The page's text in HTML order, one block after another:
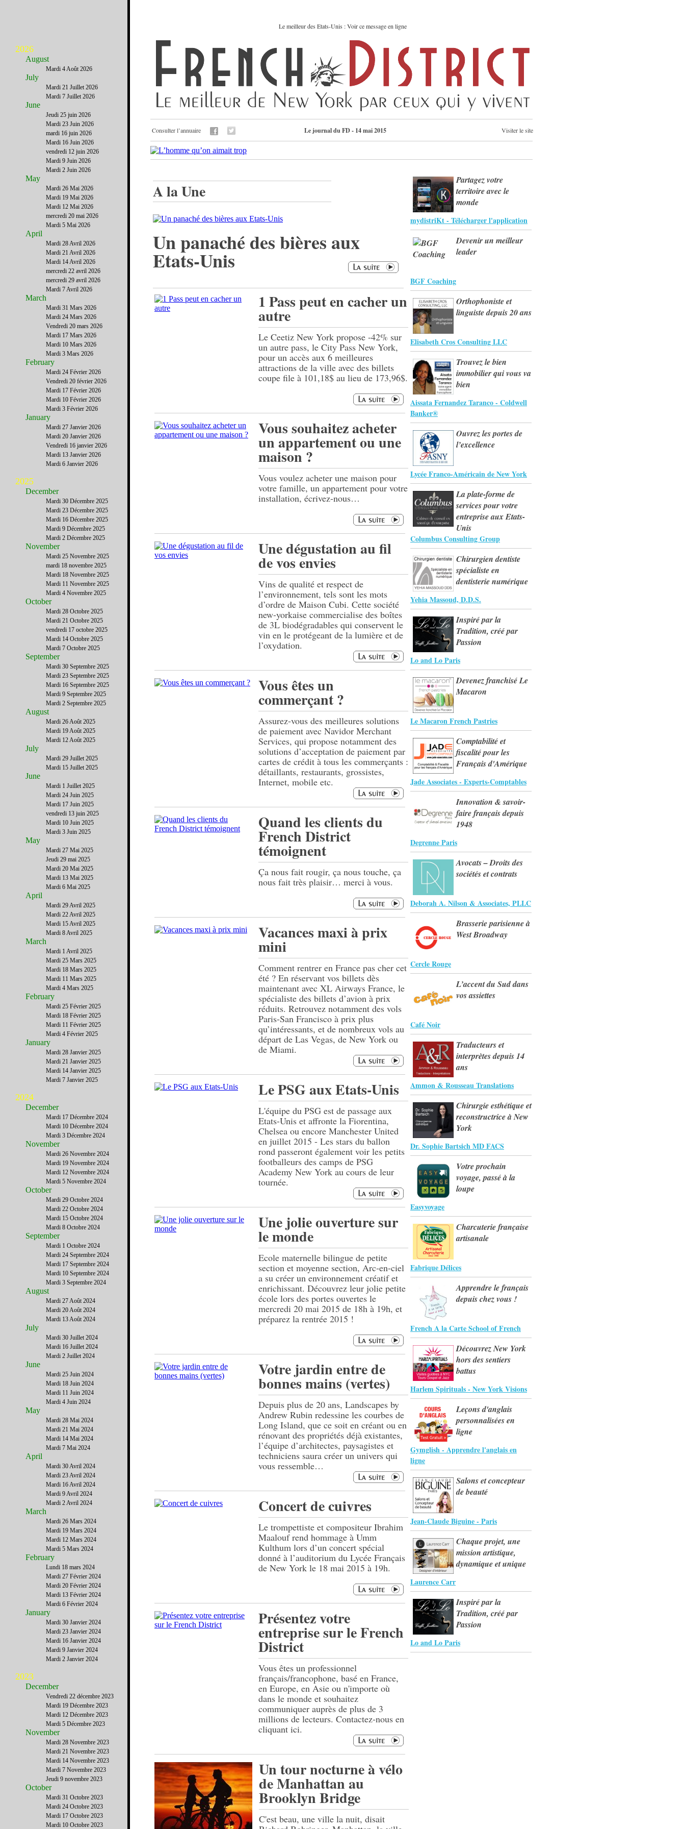
Le meilleur des Etats-Unis : Voir ce message en ligne
Consulter l’annuaire Le journal du FD - 14 mai 2015 Visiter le site
A la Une
Un panaché des bières aux
Etats-Unis
1 Pass peut en cacher un
autre
Le Ceetiz New York propose -42% sur
un autre pass, le City Pass New York,
pour un accès aux 6 meilleures
attractions de la ville avec des billets
coupe file à 101,18$ au lieu de 173,96$.
Vous souhaitez acheter
un appartement ou une
maison ?
Vous voulez acheter une maison pour
votre famille, un appartement pour votre
installation, écrivez-nous…
Une dégustation au fil
de vos envies
Vins de qualité et respect de
l’environnement, tels sont les mots
d’ordre de Maison Cubi. Cette société
new-yorkaise commercialise des boîtes
de 3L biodégradables qui conservent le
vin en le protégeant de la lumière et de
l’oxydation.
Vous êtes un
commerçant ?
Assurez-vous des meilleures solutions
de paiement avec Navidor Merchant
Services, qui propose notamment des
solutions d’acceptation de paiement par
cartes de crédit à tous les commerçants :
détaillants, restaurants, grossistes,
Internet, mobile etc.
Quand les clients du
French District
témoignent
Ça nous fait rougir, ça nous touche, ça
nous fait très plaisir… merci à vous.
Vacances maxi à prix
mini
Comment rentrer en France pas cher cet
été ? En réservant vos billets dès
maintenant avec XL Airways France, le
spécialiste des billets d’avion à prix
réduits. Retrouvez notamment des vols
Paris-San Francisco à prix plus
qu’intéressants, et de nombreux vols au
départ de Las Vegas, de New York ou
de Miami.
Le PSG aux Etats-Unis
L'équipe du PSG est de passage aux
Etats-Unis et affronte la Fiorentina,
Chelsea ou encore Manchester United
en juillet 2015 - Les stars du ballon
rond passeront également voir les petits
footballeurs des camps de PSG
Academy New York au cours de leur
tournée.
Une jolie ouverture sur
le monde
Ecole maternelle bilingue de petite
section et moyenne section, Arc-en-ciel
a su créer un environnement créatif et
enrichissant. Découvrez leur jolie petite
école lors des portes ouvertes le
mercredi 20 mai 2015 de 18h à 19h, et
préparez la rentrée 2015 !
Votre jardin entre de
bonnes mains (vertes)
Depuis plus de 20 ans, Landscapes by
Andrew Rubin redessine les courbes de
Long Island, que ce soit en créant ou en
rénovant des propriétés déjà existantes,
l’équipe d’architectes, paysagistes et
techniciens saura créer un univers qui
vous ressemble…
Concert de cuivres
Le trompettiste et compositeur Ibrahim
Maalouf rend hommage à Umm
Kulthum lors d’un concert spécial
donné à l’auditorium du Lycée Français
de New York le 18 mai 2015 à 19h.
Présentez votre
entreprise sur le French
District
Vous êtes un professionnel
français/francophone, basé en France,
en Europe, en Asie ou n'importe où
dans le monde et souhaitez
communiquer auprès de plus de 3
millions de lecteurs. Contactez-nous en
cliquant ici.
Un tour nocturne à vélo
de Manhattan au
Brooklyn Bridge
C'est beau, une ville la nuit, disait
Partagez votre
territoire avec le
monde
mydistriKt - Télécharger l'application
Devenir un meilleur
leader
BGF Coaching
Orthophoniste et
linguiste depuis 20 ans
Elisabeth Cros Consulting LLC
Trouvez le bien
immobilier qui vous va
bien
Aissata Fernandez Taranco - Coldwell
Banker®
Ouvrez les portes de
l’excellence
Lycée Franco-Américain de New York
La plate-forme de
services pour votre
entreprise aux Etats-
Unis
Columbus Consulting Group
Chirurgien dentiste
spécialiste en
dentisterie numérique
Yehia Massoud, D.D.S.
Inspiré par la
Tradition, créé par
Passion
Lo and Lo Paris
Devenez franchisé Le
Macaron
Le Macaron French Pastries
Comptabilité et
fiscalité pour les
Français d'Amérique
Jade Associates - Experts-Comptables
Innovation & savoir-
faire français depuis
1948
Degrenne Paris
Avocats – Droits des
sociétés et contrats
Deborah A. Nilson & Associates, PLLC
Brasserie parisienne à
West Broadway
Cercle Rouge
L’accent du Sud dans
vos assiettes
Café Noir
Traducteurs et
interprètes depuis 14
ans
Ammon & Rousseau Translations
Chirurgie esthétique et
reconstructrice à New
York
Dr. Sophie Bartsich MD FACS
Votre prochain
voyage, passé à la
loupe
Easyvoyage
Charcuterie française
artisanale
Fabrique Délices
Apprendre le français
depuis chez vous !
French A la Carte School of French
Découvrez New York
hors des sentiers
battus
Harlem Spirituals - New York Visions
Leçons d'anglais
personnalisées en
ligne
Gymglish - Apprendre l'anglais en
ligne
Salons et concepteur
de beauté
Jean-Claude Biguine - Paris
Chaque projet, une
mission artistique,
dynamique et unique
Laurence Carr
Inspiré par la
Tradition, créé par
Passion
Lo and Lo Paris
2026
August
Mardi 4 Août 2026
July
Mardi 21 Juillet 2026
Mardi 7 Juillet 2026
June
Jeudi 25 juin 2026
Mardi 23 Juin 2026
mardi 16 juin 2026
Mardi 16 Juin 2026
vendredi 12 juin 2026
Mardi 9 Juin 2026
Mardi 2 Juin 2026
May
Mardi 26 Mai 2026
Mardi 19 Mai 2026
Mardi 12 Mai 2026
mercredi 20 mai 2026
Mardi 5 Mai 2026
April
Mardi 28 Avril 2026
Mardi 21 Avril 2026
Mardi 14 Avril 2026
mercredi 22 avril 2026
mercredi 29 avril 2026
Mardi 7 Avril 2026
March
Mardi 31 Mars 2026
Mardi 24 Mars 2026
Vendredi 20 mars 2026
Mardi 17 Mars 2026
Mardi 10 Mars 2026
Mardi 3 Mars 2026
February
Mardi 24 Février 2026
Vendredi 20 février 2026
Mardi 17 Février 2026
Mardi 10 Février 2026
Mardi 3 Février 2026
January
Mardi 27 Janvier 2026
Mardi 20 Janvier 2026
Vendredi 16 janvier 2026
Mardi 13 Janvier 2026
Mardi 6 Janvier 2026
2025
December
Mardi 30 Décembre 2025
Mardi 23 Décembre 2025
Mardi 16 Décembre 2025
Mardi 9 Décembre 2025
Mardi 2 Décembre 2025
November
Mardi 25 Novembre 2025
mardi 18 novembre 2025
Mardi 18 Novembre 2025
Mardi 11 Novembre 2025
Mardi 4 Novembre 2025
October
Mardi 28 Octobre 2025
Mardi 21 Octobre 2025
vendredi 17 octobre 2025
Mardi 14 Octobre 2025
Mardi 7 Octobre 2025
September
Mardi 30 Septembre 2025
Mardi 23 Septembre 2025
Mardi 16 Septembre 2025
Mardi 9 Septembre 2025
Mardi 2 Septembre 2025
August
Mardi 26 Août 2025
Mardi 19 Août 2025
Mardi 12 Août 2025
July
Mardi 29 Juillet 2025
Mardi 15 Juillet 2025
June
Mardi 1 Juillet 2025
Mardi 24 Juin 2025
Mardi 17 Juin 2025
vendredi 13 juin 2025
Mardi 10 Juin 2025
Mardi 3 Juin 2025
May
Mardi 27 Mai 2025
Jeudi 29 mai 2025
Mardi 20 Mai 2025
Mardi 13 Mai 2025
Mardi 6 Mai 2025
April
Mardi 29 Avril 2025
Mardi 22 Avril 2025
Mardi 15 Avril 2025
Mardi 8 Avril 2025
March
Mardi 1 Avril 2025
Mardi 25 Mars 2025
Mardi 18 Mars 2025
Mardi 11 Mars 2025
Mardi 4 Mars 2025
February
Mardi 25 Février 2025
Mardi 18 Février 2025
Mardi 11 Février 2025
Mardi 4 Février 2025
January
Mardi 28 Janvier 2025
Mardi 21 Janvier 2025
Mardi 14 Janvier 2025
Mardi 7 Janvier 2025
2024
December
Mardi 17 Décembre 2024
Mardi 10 Décembre 2024
Mardi 3 Décembre 2024
November
Mardi 26 Novembre 2024
Mardi 19 Novembre 2024
Mardi 12 Novembre 2024
Mardi 5 Novembre 2024
October
Mardi 29 Octobre 2024
Mardi 22 Octobre 2024
Mardi 15 Octobre 2024
Mardi 8 Octobre 2024
September
Mardi 1 Octobre 2024
Mardi 24 Septembre 2024
Mardi 17 Septembre 2024
Mardi 10 Septembre 2024
Mardi 3 Septembre 2024
August
Mardi 27 Août 2024
Mardi 20 Août 2024
Mardi 13 Août 2024
July
Mardi 30 Juillet 2024
Mardi 16 Juillet 2024
Mardi 2 Juillet 2024
June
Mardi 25 Juin 2024
Mardi 18 Juin 2024
Mardi 11 Juin 2024
Mardi 4 Juin 2024
May
Mardi 28 Mai 2024
Mardi 21 Mai 2024
Mardi 14 Mai 2024
Mardi 7 Mai 2024
April
Mardi 30 Avril 2024
Mardi 23 Avril 2024
Mardi 16 Avril 2024
Mardi 9 Avril 2024
Mardi 2 Avril 2024
March
Mardi 26 Mars 2024
Mardi 19 Mars 2024
Mardi 12 Mars 2024
Mardi 5 Mars 2024
February
Lundi 18 mars 2024
Mardi 27 Février 2024
Mardi 20 Février 2024
Mardi 13 Février 2024
Mardi 6 Février 2024
January
Mardi 30 Janvier 2024
Mardi 23 Janvier 2024
Mardi 16 Janvier 2024
Mardi 9 Janvier 2024
Mardi 2 Janvier 2024
2023
December
Vendredi 22 décembre 2023
Mardi 19 Décembre 2023
Mardi 12 Décembre 2023
Mardi 5 Décembre 2023
November
Mardi 28 Novembre 2023
Mardi 21 Novembre 2023
Mardi 14 Novembre 2023
Mardi 7 Novembre 2023
Jeudi 9 novembre 2023
October
Mardi 31 Octobre 2023
Mardi 24 Octobre 2023
Mardi 17 Octobre 2023
Mardi 10 Octobre 2023